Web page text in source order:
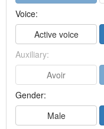
Voice:
Active voice
Auxiliary:
Avoir
Gender:
Male